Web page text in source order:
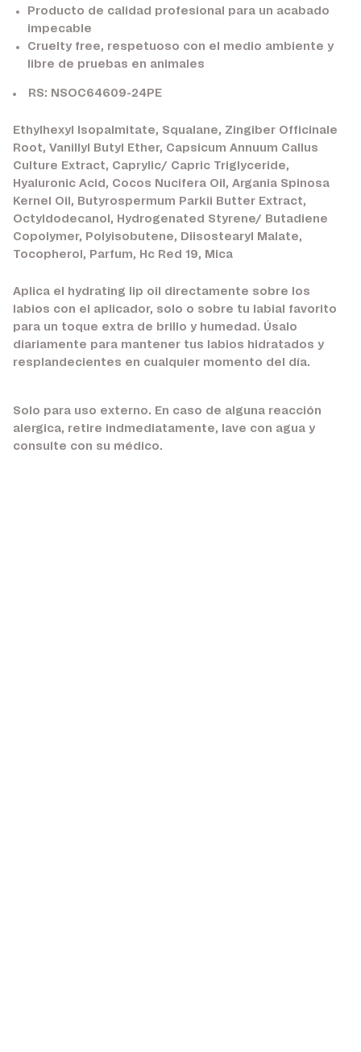
Producto de calidad profesional para un acabado
impecable
Cruelty free, respetuoso con el medio ambiente y
libre de pruebas en animales
RS: NSOC64609-24PE
Ethylhexyl Isopalmitate, Squalane, Zingiber Officinale
Root, Vanillyl Butyl Ether, Capsicum Annuum Callus
Culture Extract, Caprylic/ Capric Triglyceride,
Hyaluronic Acid, Cocos Nucifera Oil, Argania Spinosa
Kernel Oil, Butyrospermum Parkii Butter Extract,
Octyldodecanol, Hydrogenated Styrene/ Butadiene
Copolymer, Polyisobutene, Diisostearyl Malate,
Tocopherol, Parfum, Hc Red 19, Mica
Aplica el hydrating lip oil directamente sobre los
labios con el aplicador, solo o sobre tu labial favorito
para un toque extra de brillo y humedad. Úsalo
diariamente para mantener tus labios hidratados y
resplandecientes en cualquier momento del día.
Solo para uso externo. En caso de alguna reacción
alergica, retire indmediatamente, lave con agua y
consulte con su médico.